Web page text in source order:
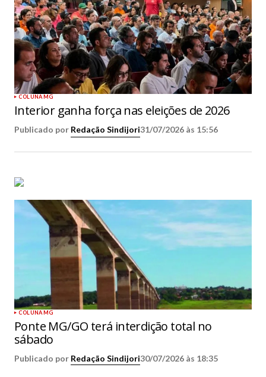
COLUNA MG
Interior ganha força nas eleições de 2026
Publicado por Redação Sindijori31/07/2026 às 15:56
COLUNA MG
Ponte MG/GO terá interdição total no
sábado
Publicado por Redação Sindijori30/07/2026 às 18:35